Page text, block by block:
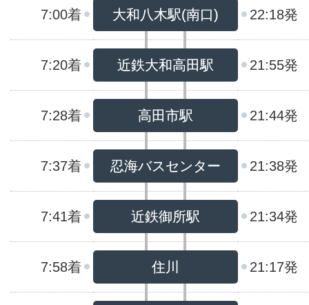
7:00着 大和八木駅(南口) 22:18発
7:20着 近鉄大和高田駅 21:55発
7:28着 高田市駅 21:44発
7:37着 忍海バスセンター 21:38発
7:41着 近鉄御所駅 21:34発
7:58着 住川 21:17発